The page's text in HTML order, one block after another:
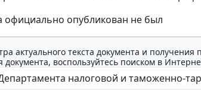
официально опубликован не был
актуального текста документа и
воспользуйтесь поиском в